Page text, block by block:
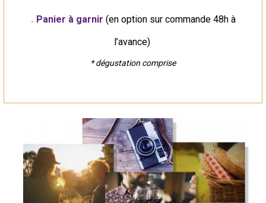
. Panier à garnir (en option sur commande 48h à
l’avance)
* dégustation comprise